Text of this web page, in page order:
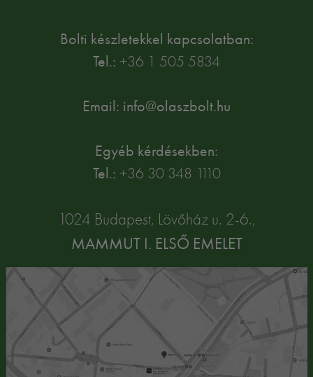
Bolti készletekkel kapcsolatban:
Tel.: +36 1 505 5834
Email: info@olaszbolt.hu
Egyéb kérdésekben:
Tel.: +36 30 348 1110
1024 Budapest, Lövőház u. 2-6.,
MAMMUT I. ELSŐ EMELET